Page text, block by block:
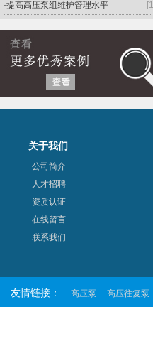
·提高高压泵组维护管理水平
关于我们
公司简介
人才招聘
资质认证
在线留言
联系我们
友情链接： 高压泵 高压往复泵